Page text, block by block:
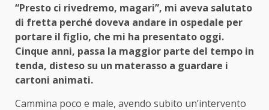
“Presto ci rivedremo, magari”, mi aveva salutato
di fretta perché doveva andare in ospedale per
portare il figlio, che mi ha presentato oggi.
Cinque anni, passa la maggior parte del tempo in
tenda, disteso su un materasso a guardare i
cartoni animati.
Cammina poco e male, avendo subito un’intervento